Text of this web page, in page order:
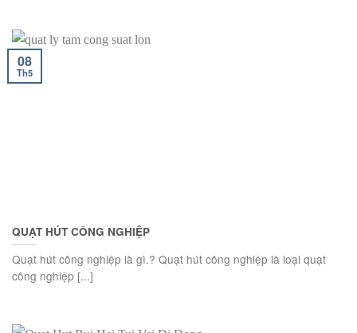
QUẠT HÚT CÔNG NGHIỆP
Quạt hút công nghiệp là gì.? Quạt hút công nghiệp là loại quạt
công nghiệp [...]
08
Th5